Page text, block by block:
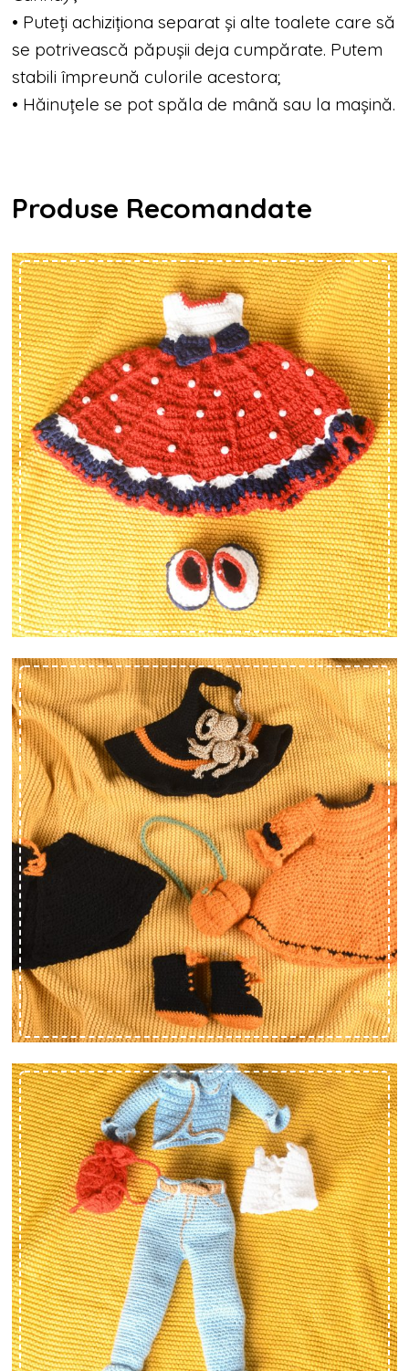
• Puteți achiziționa separat și alte toalete care să
se potrivească păpușii deja cumpărate. Putem
stabili împreună culorile acestora;
• Hăinuțele se pot spăla de mână sau la mașină.
Produse Recomandate